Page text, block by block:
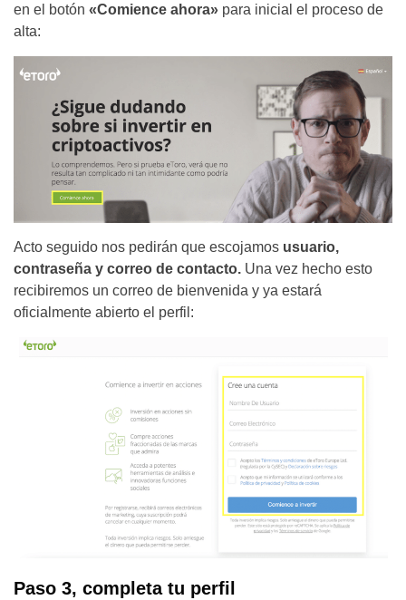
en el botón «Comience ahora» para inicial el proceso de
alta:
Acto seguido nos pedirán que escojamos usuario,
contraseña y correo de contacto. Una vez hecho esto
recibiremos un correo de bienvenida y ya estará
oficialmente abierto el perfil:
Paso 3, completa tu perfil